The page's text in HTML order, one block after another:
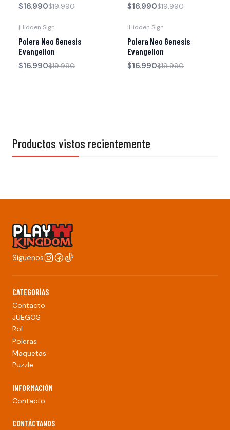
$16.990$19.990
$16.990$19.990
|Hidden Sign
Polera Neo Genesis
Evangelion
$16.990$19.990
|Hidden Sign
Polera Neo Genesis
Evangelion
$16.990$19.990
Productos vistos recientemente
Síguenos
CATEGORÍAS
Contacto
JUEGOS
Rol
Poleras
Maquetas
Puzzle
INFORMACIÓN
Contacto
CONTÁCTANOS